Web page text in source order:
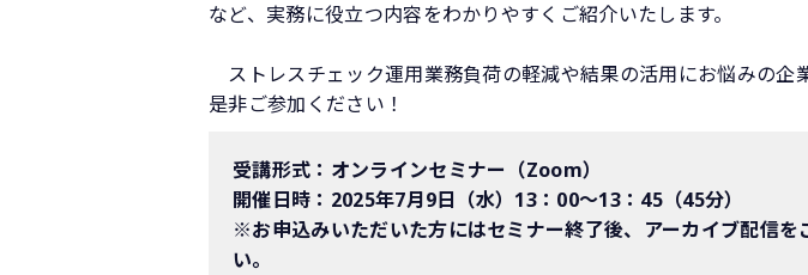
など、実務に役立つ内容をわかりやすくご紹介いたします。
ストレスチェック運用業務負荷の軽減や結果の活用にお悩みの企
是非ご参加ください！
受講形式：オンラインセミナー（Zoom）
開催日時：2025年7月9日（水）13：00～13：45（45分）
※お申込みいただいた方にはセミナー終了後、アーカイブ配信
い。